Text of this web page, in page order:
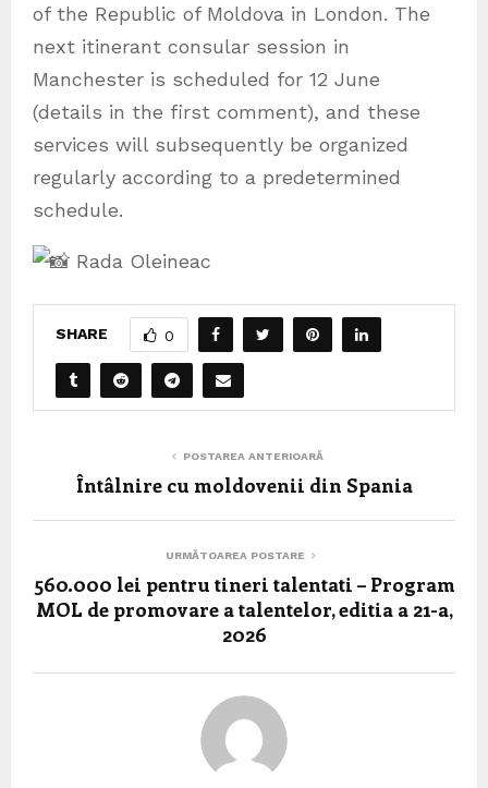
of the Republic of Moldova in London. The
next itinerant consular session in
Manchester is scheduled for 12 June
(details in the first comment), and these
services will subsequently be organized
regularly according to a predetermined
schedule.
Rada Oleineac
SHARE 0
POSTAREA ANTERIOARĂ
Întâlnire cu moldovenii din Spania
URMĂTOAREA POSTARE
560.000 lei pentru tineri talentati – Program
MOL de promovare a talentelor, editia a 21-a,
2026